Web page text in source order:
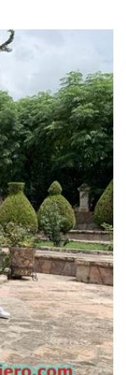
JAMAICA
ECUATORIAL